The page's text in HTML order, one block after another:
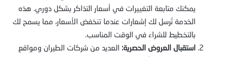
يمكنك متابعة التغييرات في أسعار التذاكر بشكل دوري. هذه
الخدمة تُرسل لك إشعارات عندما تنخفض الأسعار، مما يسمح لك
بالتخطيط للشراء في الوقت المناسب.
استقبال العروض الحصرية: العديد من شركات الطيران ومواقع